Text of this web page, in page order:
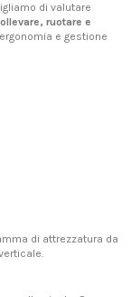
di valutare
ruotare e
e gestione
di attrezzatura da